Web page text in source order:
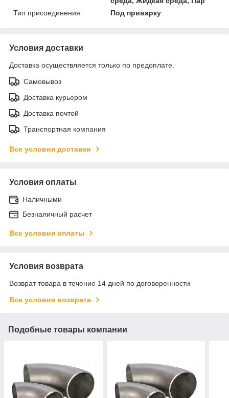
Тип присоединения
Под приварку
Условия доставки
Доставка осуществляется только по предоплате.
Самовывоз
Доставка курьером
Доставка почтой
Транспортная компания
Все условия доставки
Условия оплаты
Наличными
Безналичный расчет
Все условия оплаты
Условия возврата
Возврат товара в течение 14 дней по договоренности
Все условия возврата
Подобные товары компании